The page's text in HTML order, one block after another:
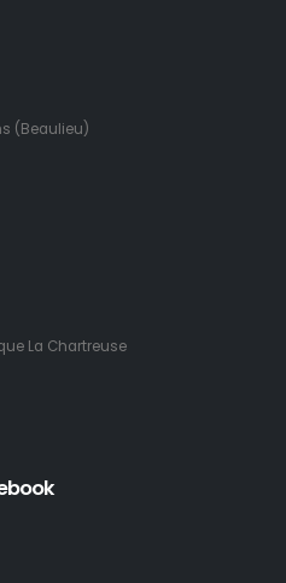
(Beaulieu)
La Chartreuse